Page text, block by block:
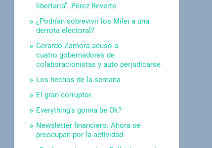
libertaria”. Pérez Reverte
¿Podrían sobrevivir los Milei a una
derrota electoral?
Gerardo Zamora acusó a
cuatro gobernadores de
colaboracionistas y auto perjudicarse
Los hechos de la semana
El gran corruptor
Everything’s gonna be Ok?
Newsletter financiero: Ahora se
preocupan por la actividad